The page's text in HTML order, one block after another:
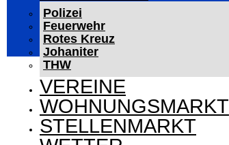
Polizei
Feuerwehr
Rotes Kreuz
Johaniter
THW
VEREINE
WOHNUNGSMARKT
STELLENMARKT